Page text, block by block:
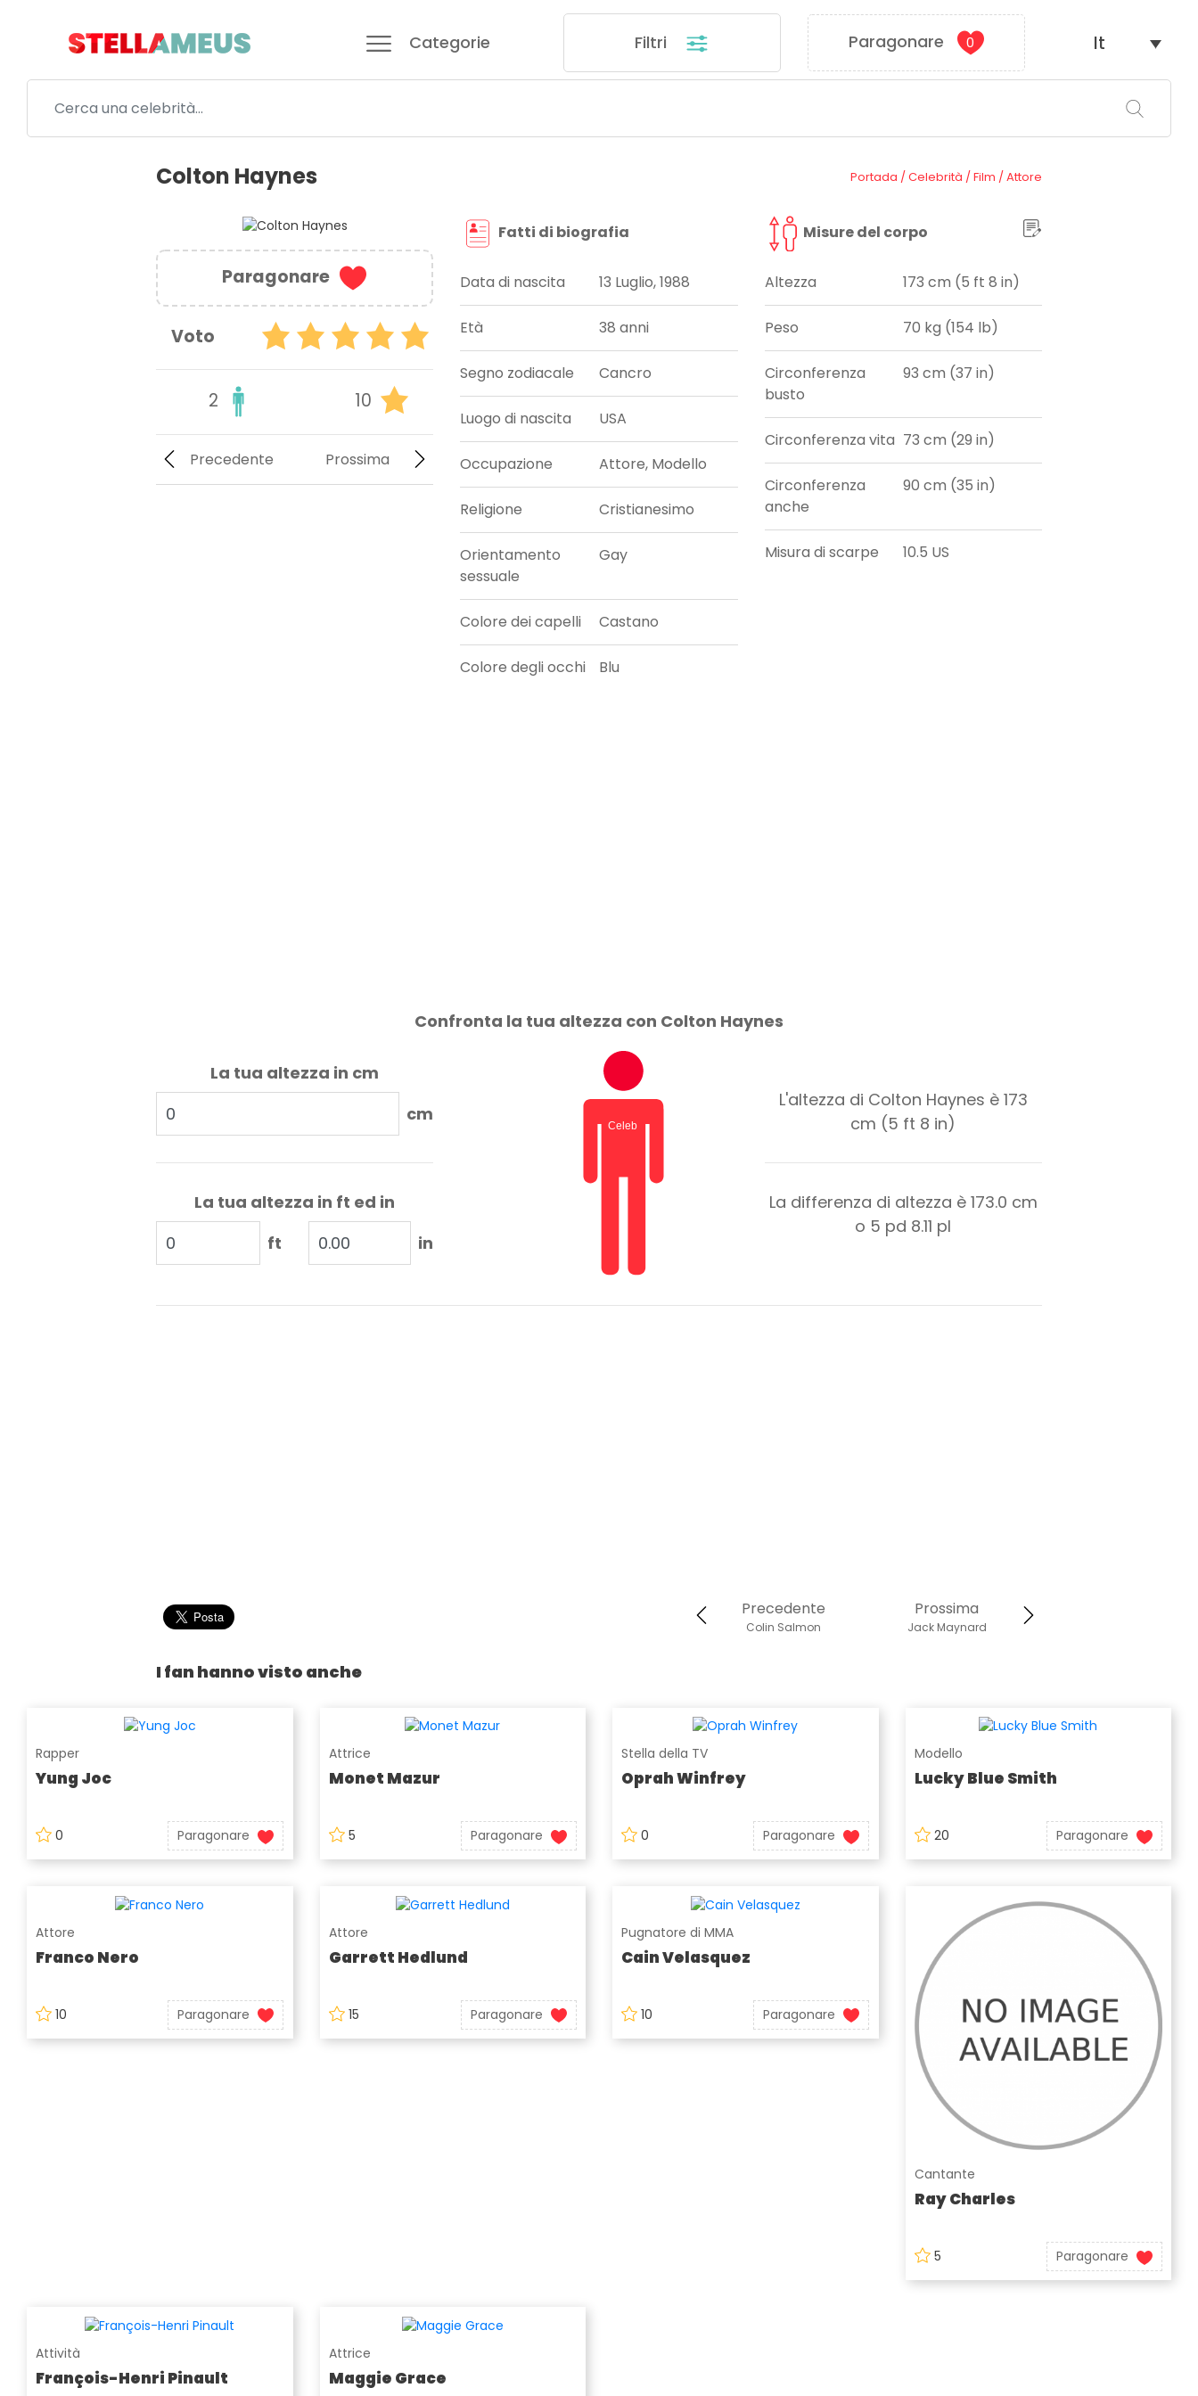
Categorie Filtri Paragonare 0 It
Colton Haynes Portada /Celebrità /Film /Attore
Paragonare
Voto
2 10
Prossima
Precedente
Fatti di biografia
Data di nascita 13 Luglio, 1988
Età 38 anni
Segno zodiacale Cancro
Luogo di nascita USA
Occupazione Attore, Modello
Religione Cristianesimo
Orientamento
sessuale
Gay
Colore dei capelli Castano
Colore degli occhi Blu
Misure del corpo
Altezza 173 cm (5 ft 8 in)
Peso 70 kg (154 lb)
Circonferenza
busto
93 cm (37 in)
Circonferenza vita 73 cm (29 in)
Circonferenza
anche
90 cm (35 in)
Misura di scarpe 10.5 US
Confronta la tua altezza con Colton Haynes
La tua altezza in cm
cm
La tua altezza in ft ed in
ft
in
L'altezza di Colton Haynes è 173
cm (5 ft 8 in)
La differenza di altezza è 173.0 cm
o 5 pd 8.11 pl
Prossima
Jack Maynard
Precedente
Colin Salmon
I fan hanno visto anche
Rapper
Yung Joc
0 Paragonare
Attrice
Monet Mazur
5 Paragonare
Stella della TV
Oprah Winfrey
0 Paragonare
Modello
Lucky Blue Smith
20 Paragonare
Attore
Franco Nero
10 Paragonare
Attore
Garrett Hedlund
15 Paragonare
Pugnatore di MMA
Cain Velasquez
10 Paragonare
Cantante
Ray Charles
5 Paragonare
Attività
François-Henri Pinault
Attrice
Maggie Grace